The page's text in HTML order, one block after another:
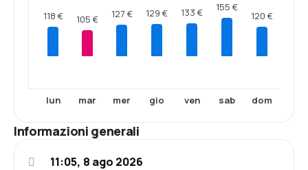
118 €
lun
105 €
mar
127 €
mer
129 €
gio
133 €
ven
155 €
sab
120 €
dom
Informazioni generali
11:05, 8 ago 2026